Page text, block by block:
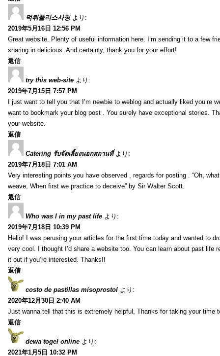
먹튀폴리스사칭 より:
2019年5月16日 12:56 PM
Great website. Plenty of useful information here. I’m sending it to a few
sharing in delicious. And certainly, thank you for your effort!
返信
try this web-site より:
2019年7月15日 7:57 PM
I just want to tell you that I’m newbie to weblog and actually liked you’re
want to bookmark your blog post . You surely have exceptional stories.
your website.
返信
Catering รับจัดเลี้ยงนอกสถานที่ より:
2019年7月18日 7:01 AM
Very interesting points you have observed , regards for posting . “Oh,
weave, When first we practice to deceive” by Sir Walter Scott.
返信
Who was I in my past life より:
2019年7月18日 10:39 PM
Hello! I was perusing your articles for the first time today and wanted to
very cool. I thought I’d share a website too. You can learn about past life
it out if you’re interested. Thanks!!
返信
costo de pastillas misoprostol より:
2020年12月30日 2:40 AM
Just wanna tell that this is extremely helpful, Thanks for taking your time
返信
dewa togel online より:
2021年1月5日 10:32 PM